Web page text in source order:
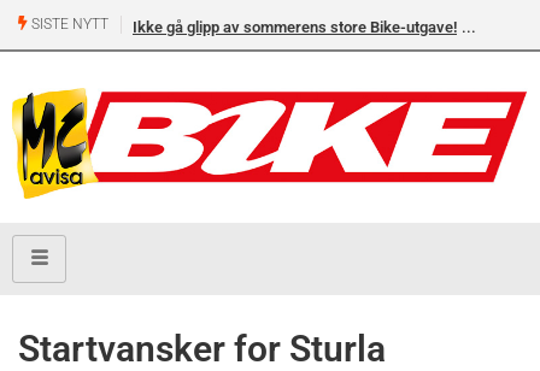
SISTE NYTT Ikke gå glipp av sommerens store Bike-utgave!
Startvansker for Sturla